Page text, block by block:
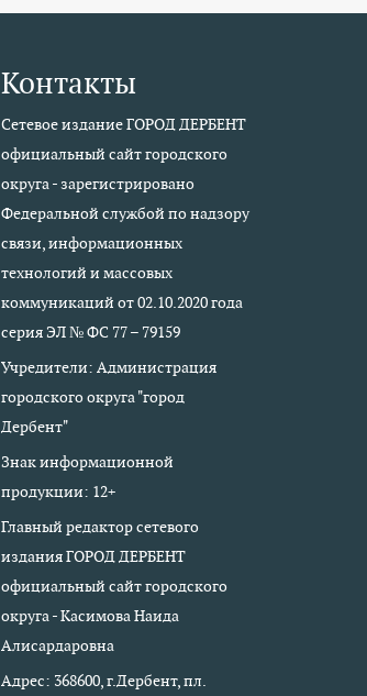
Контакты
Сетевое издание ГОРОД ДЕРБЕНТ
официальный сайт городского
округа - зарегистрировано
Федеральной службой по надзору
связи, информационных
технологий и массовых
коммуникаций от 02.10.2020 года
серия ЭЛ № ФС 77 – 79159
Учредители: Администрация
городского округа "город
Дербент"
Знак информационной
продукции: 12+
Главный редактор сетевого
издания ГОРОД ДЕРБЕНТ
официальный сайт городского
округа - Касимова Наида
Алисардаровна
Адрес: 368600, г.Дербент, пл.